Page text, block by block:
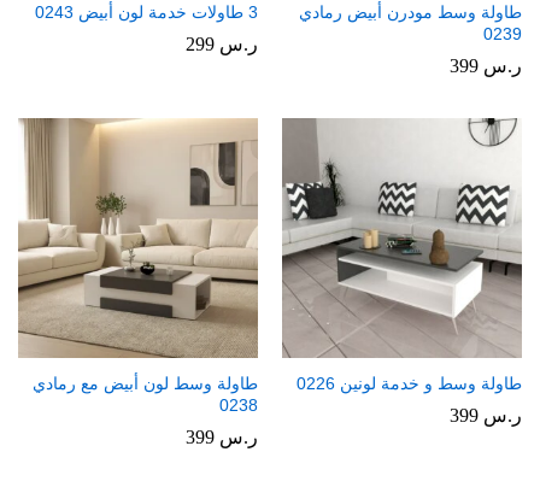
طاولة وسط مودرن أبيض رمادي
0239
ر.س
3 طاولات خدمة لون أبيض 0243
ر.س
طاولة وسط و خدمة لونين 0226
ر.س
طاولة وسط لون أبيض مع رمادي
0238
ر.س